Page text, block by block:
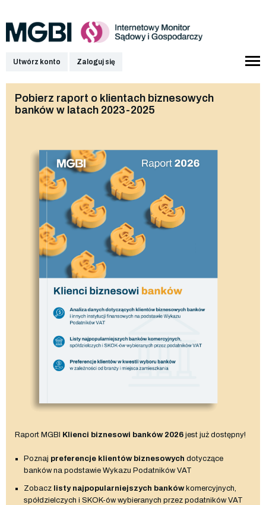
Utwórz konto Zaloguj się
Pobierz raport o klientach biznesowych
banków w latach 2023-2025
Raport MGBI Klienci biznesowi banków 2026 jest już dostępny!
Poznaj preferencje klientów biznesowych dotyczące
banków na podstawie Wykazu Podatników VAT
Zobacz listy najpopularniejszych bankówkomercyjnych,
spółdzielczych i SKOK-ów wybieranych przez podatników VAT